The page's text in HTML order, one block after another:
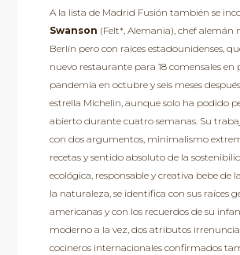
A la lista de Madrid Fusión también se
Swanson (Felt*, Alemania), chef alemán
Berlín pero con raíces estadounidenses,
nuevo restaurante para 18 comensales en
pandemia en octubre y seis meses
estrella Michelin, aunque solo ha podido
abierto durante cuatro semanas. Su
con dos argumentos, minimalismo
recetas y sentido absoluto de la
ecológica, responsable y creativa bebe de
la naturaleza, se identifica con sus raíces
americanas y con los recuerdos de su
moderno a la vez, dos atributos
cocineros internacionales confirmados